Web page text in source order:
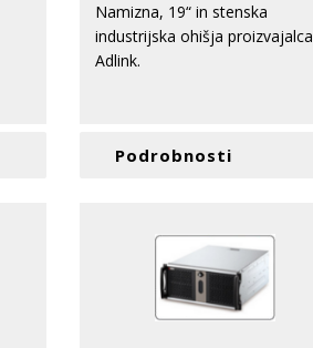
Namizna, 19“ in stenska
industrijska ohišja proizvajalca
Adlink.
Podrobnosti